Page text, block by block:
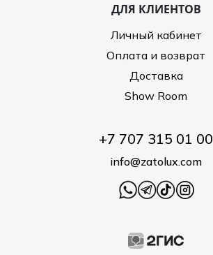
ДЛЯ КЛИЕНТОВ
Личный кабинет
Оплата и возврат
Доставка
Show Room
+7 707 315 01 00
info@zatolux.com